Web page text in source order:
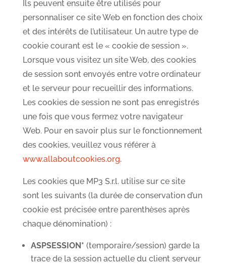
Ils peuvent ensuite être utilisés pour
personnaliser ce site Web en fonction des choix
et des intérêts de l’utilisateur. Un autre type de
cookie courant est le « cookie de session ».
Lorsque vous visitez un site Web, des cookies
de session sont envoyés entre votre ordinateur
et le serveur pour recueillir des informations.
Les cookies de session ne sont pas enregistrés
une fois que vous fermez votre navigateur
Web. Pour en savoir plus sur le fonctionnement
des cookies, veuillez vous référer à
www.allaboutcookies.org.
Les cookies que MP3 S.r.l. utilise sur ce site
sont les suivants (la durée de conservation d’un
cookie est précisée entre parenthèses après
chaque dénomination) :
ASPSESSION* (temporaire/session) garde la
trace de la session actuelle du client serveur